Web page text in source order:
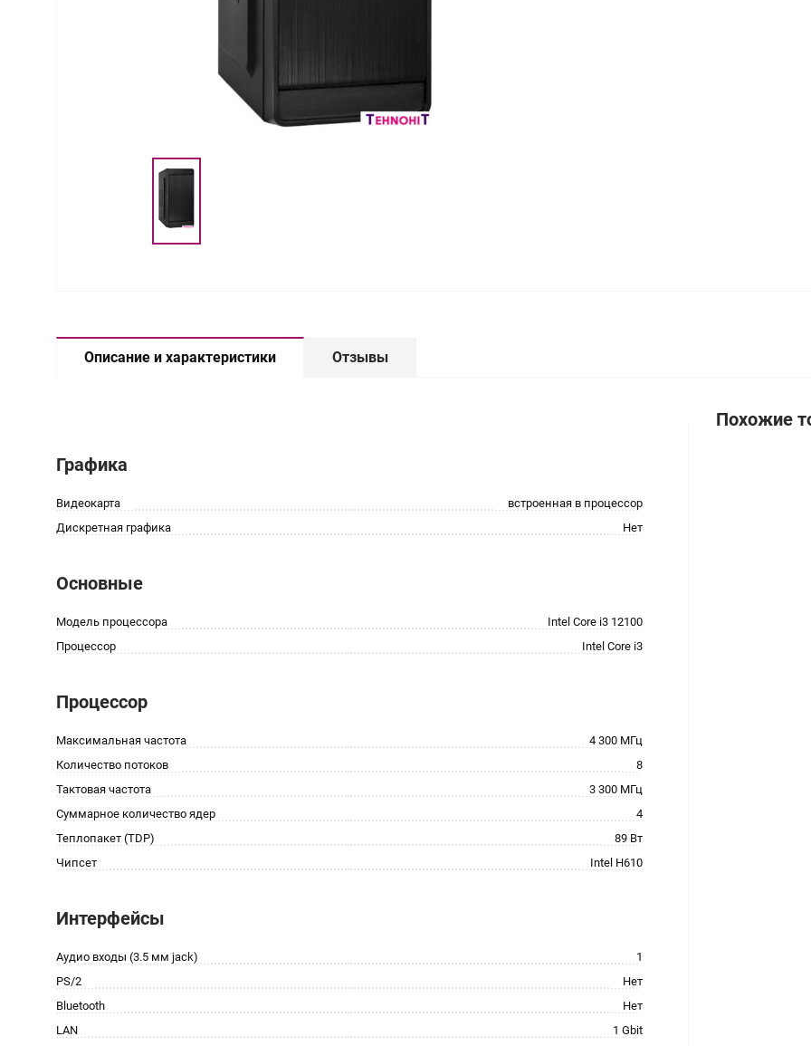
Описание и характеристики Отзывы
Графика
Видеокарта
встроенная в процессор
Дискретная графика
Нет
Основные
Модель процессора
Intel Core i3 12100
Процессор
Intel Core i3
Процессор
Максимальная частота
4 300 МГц
Количество потоков
8
Тактовая частота
3 300 МГц
Суммарное количество ядер
4
Теплопакет (TDP)
89 Вт
Чипсет
Intel H610
Интерфейсы
Аудио входы (3.5 мм jack)
1
PS/2
Нет
Bluetooth
Нет
LAN
1 Gbit
Похожие